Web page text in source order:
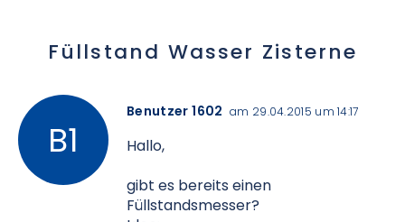
Füllstand Wasser Zisterne
Benutzer 1602 am 29.04.2015 um 14:17
Hallo,
gibt es bereits einen
Füllstandsmesser?